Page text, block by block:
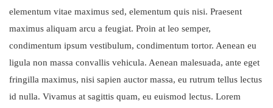
elementum vitae maximus sed, elementum quis nisi. Praesent
maximus aliquam arcu a feugiat. Proin at leo semper,
condimentum ipsum vestibulum, condimentum tortor. Aenean eu
ligula non massa convallis vehicula. Aenean malesuada, ante eget
fringilla maximus, nisi sapien auctor massa, eu rutrum tellus lectus
id nulla. Vivamus at sagittis quam, eu euismod lectus. Lorem